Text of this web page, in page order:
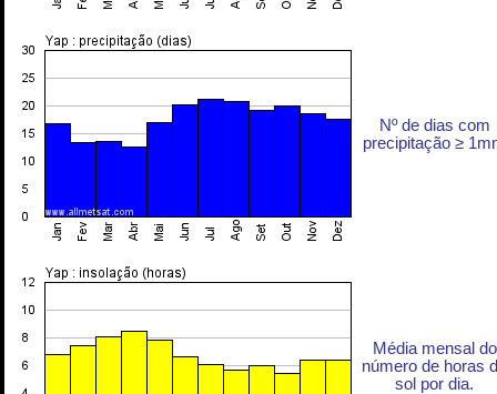
Nº de dias com
precipitação ≥
Média mensal do
número de horas
sol por dia.